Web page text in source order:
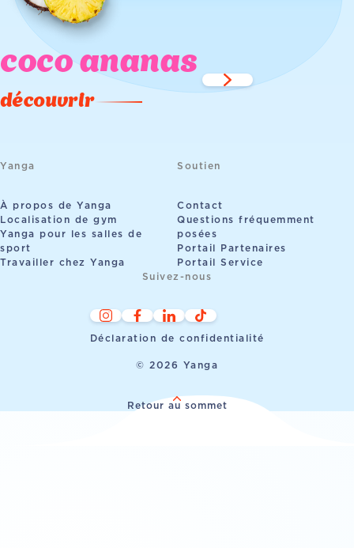
coco ananas
découvrir
Yanga
À propos de Yanga
Localisation de gym
Yanga pour les salles de
sport
Travailler chez Yanga
Soutien
Contact
Questions fréquemment
posées
Portail Partenaires
Portail Service
Suivez-nous
Déclaration de confidentialité
© 2026 Yanga
Retour au sommet